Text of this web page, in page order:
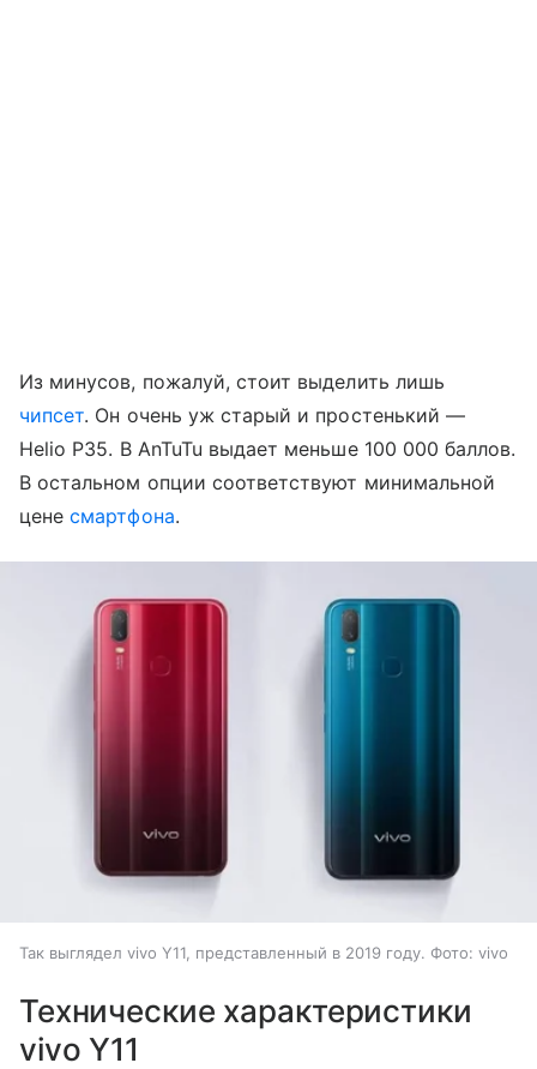
Из минусов, пожалуй, стоит выделить лишь
чипсет. Он очень уж старый и простенький —
Helio P35. В AnTuTu выдает меньше 100 000 баллов.
В остальном опции соответствуют минимальной
ценесмартфона.
Так выглядел vivo Y11, представленный в 2019 году. Фото: vivo
Технические характеристики
vivo Y11